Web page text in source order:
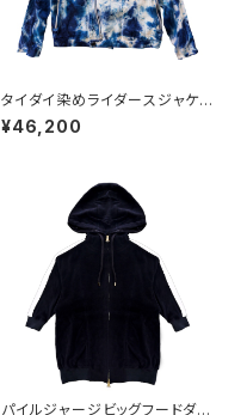
タイダイ染めライダースジャケッ
ト
¥46,200
パイルジャージビッグフードダブ